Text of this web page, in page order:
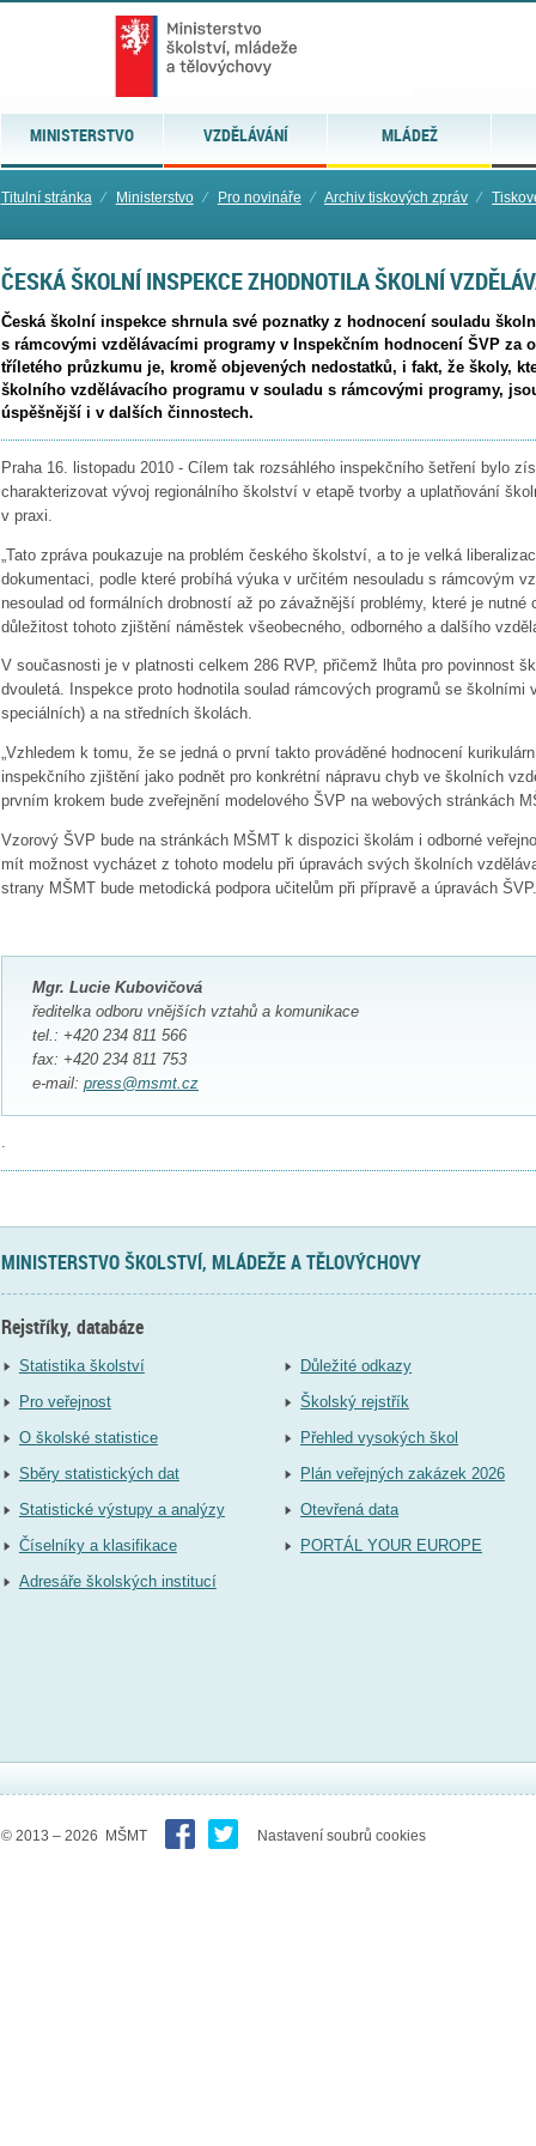
MINISTERSTVO VZDĚLÁVÁNÍ MLÁDEŽ
Titulní stránka ⁄ Ministerstvo ⁄ Pro novináře ⁄ Archiv tiskových zpráv ⁄
ČESKÁ ŠKOLNÍ INSPEKCE ZHODNOTILA ŠKOLNÍ
Česká školní inspekce shrnula své poznatky z hodnocení souladu
s rámcovými vzdělávacími programy v Inspekčním hodnocení ŠVP za
tříletého průzkumu je, kromě objevených nedostatků, i fakt, že školy,
školního vzdělávacího programu v souladu s rámcovými programy,
úspěšnější i v dalších činnostech.
Praha 16. listopadu 2010 - Cílem tak rozsáhlého inspekčního šetření bylo
charakterizovat vývoj regionálního školství v etapě tvorby a uplatňování
v praxi.
„Tato zpráva poukazuje na problém českého školství, a to je velká
dokumentaci, podle které probíhá výuka v určitém nesouladu s rámcovým
nesoulad od formálních drobností až po závažnější problémy, které je nutné
důležitost tohoto zjištění náměstek všeobecného, odborného a dalšího
V současnosti je v platnosti celkem 286 RVP, přičemž lhůta pro povinnost
dvouletá. Inspekce proto hodnotila soulad rámcových programů se školními
speciálních) a na středních školách.
„Vzhledem k tomu, že se jedná o první takto prováděné hodnocení
inspekčního zjištění jako podnět pro konkrétní nápravu chyb ve školních
prvním krokem bude zveřejnění modelového ŠVP na webových stránkách
Vzorový ŠVP bude na stránkách MŠMT k dispozici školám i odborné
mít možnost vycházet z tohoto modelu při úpravách svých školních
strany MŠMT bude metodická podpora učitelům při přípravě a úpravách ŠVP.
Mgr. Lucie Kubovičová
ředitelka odboru vnějších vztahů a komunikace
tel.: +420 234 811 566
fax: +420 234 811 753
e-mail:press@msmt.cz
.
MINISTERSTVO ŠKOLSTVÍ, MLÁDEŽE A TĚLOVÝCHOVY
Rejstříky, databáze
Statistika školství
Pro veřejnost
O školské statistice
Sběry statistických dat
Statistické výstupy a analýzy
Číselníky a klasifikace
Adresáře školských institucí
Důležité odkazy
Školský rejstřík
Přehled vysokých škol
Plán veřejných zakázek 2026
Otevřená data
PORTÁL YOUR EUROPE
© 2013 – 2026 MŠMT Nastavení soubrů cookies